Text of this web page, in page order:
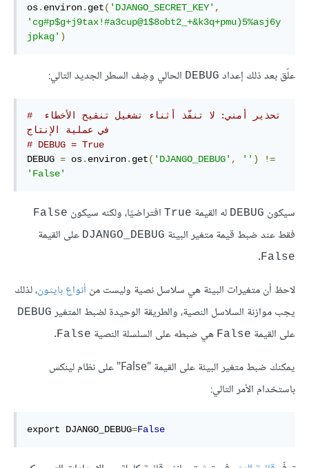
os. environ. get( 'DJANGO_SECRET_KEY' ,
'cg#p$g+j9tax!#a3cup@1$8obt2_+&k3q+pmu)5%asj6y
jpkag' )
علّق بعد ذلك إعداد DEBUG الحالي وضِف السطر الجديد التالي:
# تحذير أمني: لا تنفّذ أثناء تشغيل تنقيح الأخطاء
في عملية الإنتاج
# DEBUG = True
DEBUG = os. environ. get( 'DJANGO_DEBUG' , '' )
!=
'False'
سيكون DEBUG له القيمة True افتراضيًا، ولكنه سيكون False
فقط عند ضبط قيمة متغير البيئة DJANGO_DEBUG على القيمة
False
.
لاحظ أن متغيرات البيئة هي سلاسل نصية وليست من أنواع بايثون، لذلك
يجب موازنة السلاسل النصية، والطريقة الوحيدة لضبط المتغير DEBUG
على القيمة False هي ضبطه على السلسلة النصية False
.
يمكنك ضبط متغير البيئة على القيمة "False" على نظام لينكس
باستخدام الأمر التالي:
export DJANGO_DEBUG=False